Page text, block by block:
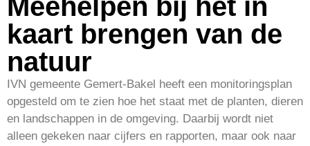
Meehelpen bij het in
kaart brengen van de
natuur
IVN gemeente Gemert-Bakel heeft een monitoringsplan
opgesteld om te zien hoe het staat met de planten, dieren
en landschappen in de omgeving. Daarbij wordt niet
alleen gekeken naar cijfers en rapporten, maar ook naar